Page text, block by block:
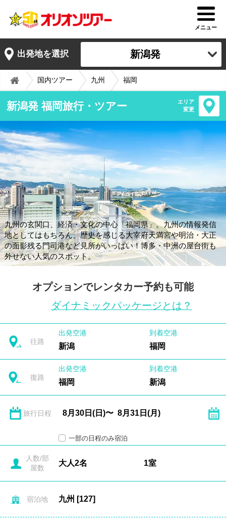
メニュー
出発地を選択 新潟発
国内ツアー 九州 福岡
新潟発 福岡旅行・ツアー
エリア
変更
九州の玄関口、経済・文化の中心「福岡県」。九州の情報発信
地としてはもちろん、歴史を感じる大宰府天満宮や明治・大正
の面影残る門司港など見所がいっぱい！博多・中洲の屋台街も
外せない人気のスポット。
オプションでレンタカー予約も可能
ダイナミックパッケージとは？
往路
出発空港
新潟
到着空港
福岡
復路
出発空港
福岡
到着空港
新潟
旅行日程
一部の日程のみ宿泊
人数/部
屋数
宿泊地